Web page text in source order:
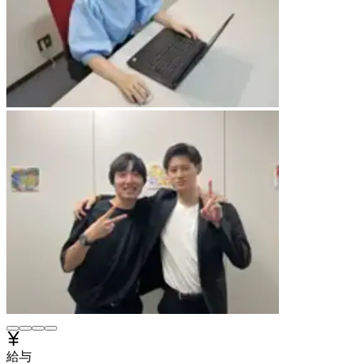
給与